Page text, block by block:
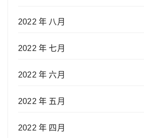
2022 年 八月
2022 年 七月
2022 年 六月
2022 年 五月
2022 年 四月